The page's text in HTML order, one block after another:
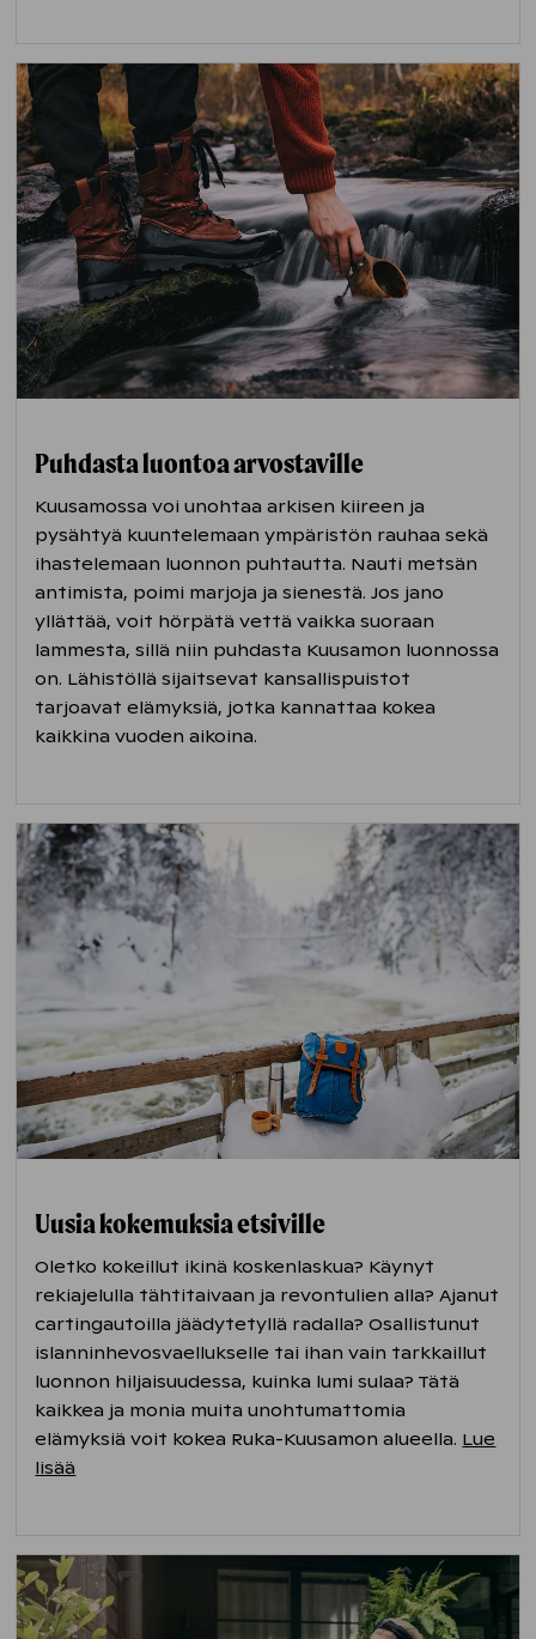
Puhdasta luontoa arvostaville
Kuusamossa voi unohtaa arkisen kiireen ja
pysähtyä kuuntelemaan ympäristön rauhaa sekä
ihastelemaan luonnon puhtautta. Nauti metsän
antimista, poimi marjoja ja sienestä. Jos jano
yllättää, voit hörpätä vettä vaikka suoraan
lammesta, sillä niin puhdasta Kuusamon luonnossa
on. Lähistöllä sijaitsevat kansallispuistot
tarjoavat elämyksiä, jotka kannattaa kokea
kaikkina vuoden aikoina.
Uusia kokemuksia etsiville
Oletko kokeillut ikinä koskenlaskua? Käynyt
rekiajelulla tähtitaivaan ja revontulien alla? Ajanut
cartingautoilla jäädytetyllä radalla? Osallistunut
islanninhevosvaellukselle tai ihan vain tarkkaillut
luonnon hiljaisuudessa, kuinka lumi sulaa? Tätä
kaikkea ja monia muitaunohtumattomia
elämyksiä voit kokea Ruka-Kuusamon alueella. Lue
lisää